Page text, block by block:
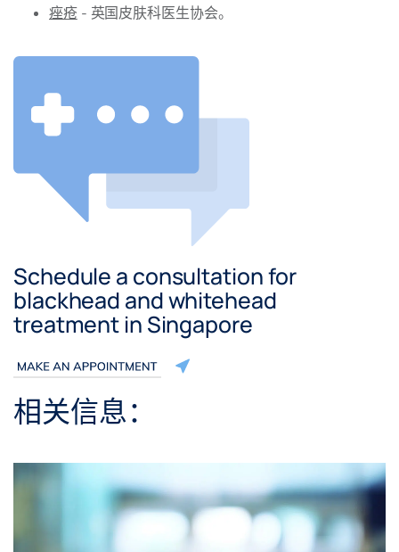
痤疮- 英国皮肤科医生协会。
Schedule a consultation for
blackhead and whitehead
treatment in Singapore
相关信息：